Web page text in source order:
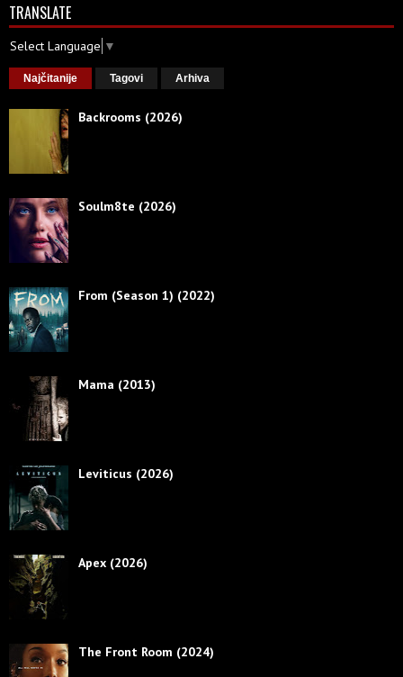
TRANSLATE
Select Language ▼
Najčitanije Tagovi Arhiva
Backrooms (2026)
Soulm8te (2026)
From (Season 1) (2022)
Mama (2013)
Leviticus (2026)
Apex (2026)
The Front Room (2024)